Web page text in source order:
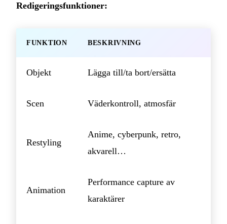
Redigeringsfunktioner:
FUNKTION BESKRIVNING
Objekt Lägga till/ta bort/ersätta
Scen Väderkontroll, atmosfär
Restyling
Anime, cyberpunk, retro,
akvarell…
Animation
Performance capture av
karaktärer